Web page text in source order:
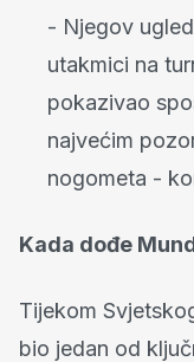
- Njegov
utakmici na
pokazivao
najvećim
nogometa -
Kada dođe
Tijekom
bio jedan od